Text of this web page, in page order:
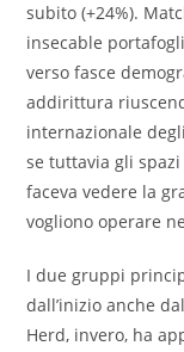
subito (+24%).
insecable
verso fasce
addirittura
internazionale
se tuttavia gli
faceva vedere la
vogliono operare
I due gruppi
dall’inizio anche
Herd, invero, ha